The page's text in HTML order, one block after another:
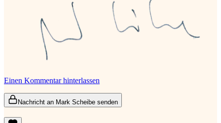
Einen Kommentar hinterlassen
Nachricht an Mark Scheibe senden